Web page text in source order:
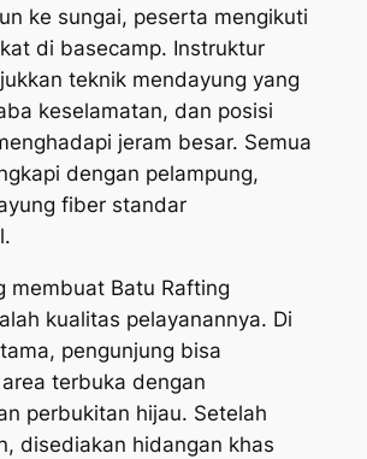
ke sungai, peserta mengikuti
di basecamp. Instruktur
teknik mendayung yang
keselamatan, dan posisi
jeram besar. Semua
dengan pelampung,
fiber standar
membuat Batu Rafting
kualitas pelayanannya. Di
pengunjung bisa
terbuka dengan
perbukitan hijau. Setelah
disediakan hidangan khas